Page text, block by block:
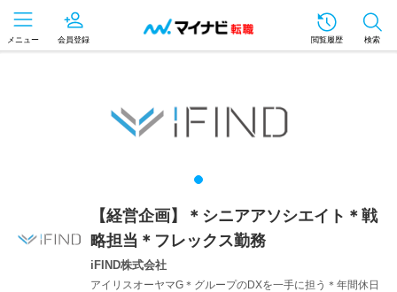
メニュー 会員登録 閲覧履歴 検索
【経営企画】＊シニアアソシエイト＊戦
略担当＊フレックス勤務
iFIND株式会社
アイリスオーヤマG＊グループのDXを一手に担う＊年間休日